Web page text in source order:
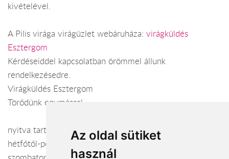
Az oldal sütiket
használ
kivételével.
A Pilis virága virágüzlet webáruháza: virágküldés
Esztergom
Kérdéseiddel kapcsolatban örömmel állunk
rendelkezésedre.
Virágküldés Esztergom
Törődünk egymással
nyitva tartás:
hétfőtől-péntekig: 8:00 - 18:00